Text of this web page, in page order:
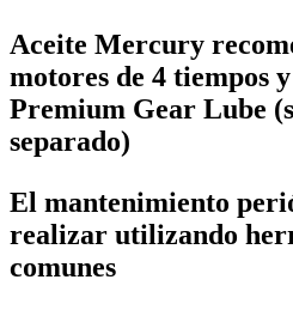
Aceite Mercury
motores de 4 tiempos
Premium Gear Lube
separado)
El mantenimiento
realizar utilizando
comunes